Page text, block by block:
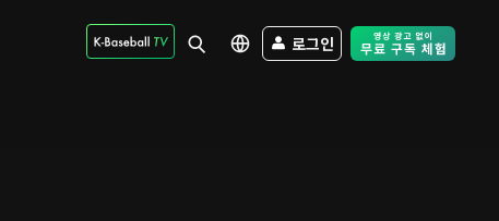
로그인 Free Trial -